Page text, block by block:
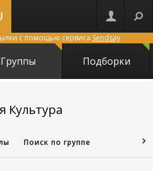
с помощью сервиса Sendsay
Группы Подборки
Культура
Поиск по группе